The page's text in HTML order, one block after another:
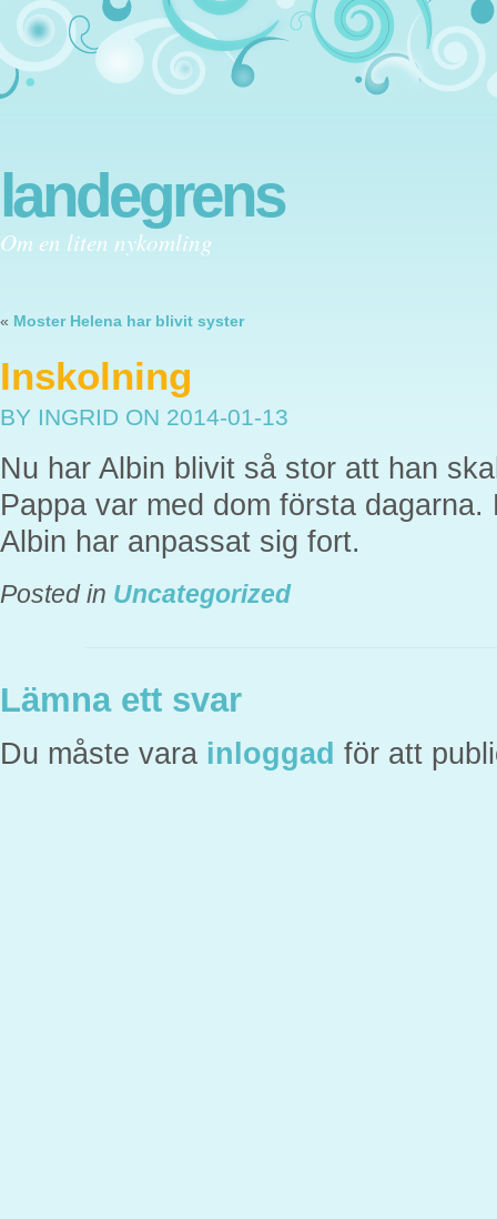
landegrens
Om en liten nykomling
« Moster Helena har blivit syster
Inskolning
BY INGRID ON 2014-01-13
Nu har Albin blivit så stor att han
Pappa var med dom första
Albin har anpassat sig fort.
Posted in Uncategorized
Lämna ett svar
Du måste vara inloggad för att